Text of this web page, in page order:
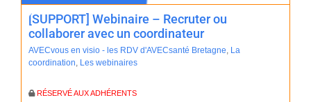
[SUPPORT] Webinaire – Recruter ou
collaborer avec un coordinateur
AVECvous en visio - les RDV d'AVECsanté Bretagne, La
coordination, Les webinaires
RÉSERVÉ AUX ADHÉRENTS